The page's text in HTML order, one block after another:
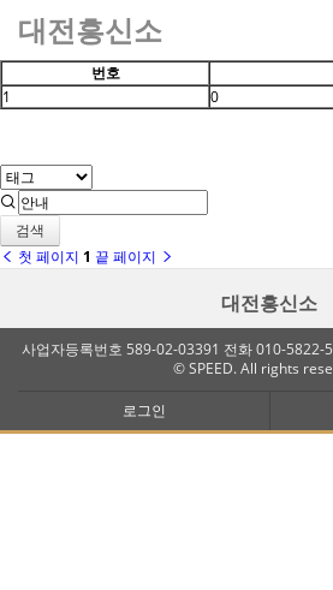
대전흥신소
번호
1
0
검색
첫 페이지 1 끝 페이지
대전흥신소
사업자등록번호 589-02-03391 전화 010-
© SPEED. All rights
로그인